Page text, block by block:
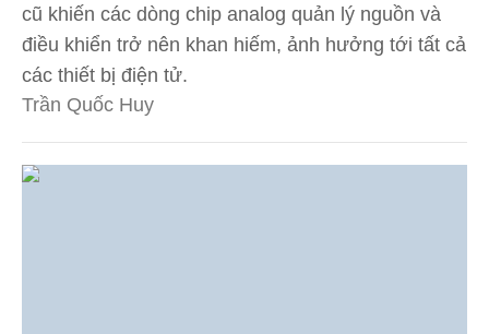
cũ khiến các dòng chip analog quản lý nguồn và
điều khiển trở nên khan hiếm, ảnh hưởng tới tất cả
các thiết bị điện tử.
Trần Quốc Huy